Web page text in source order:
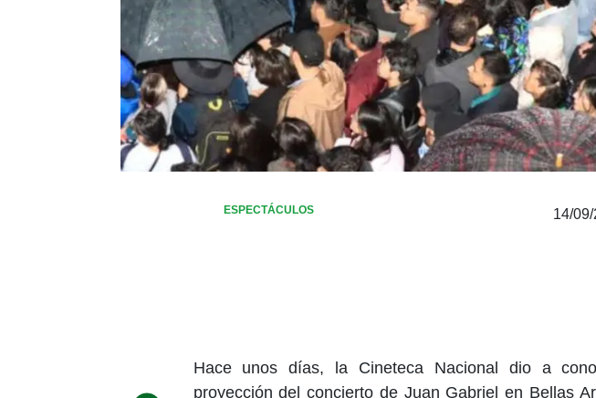
ESPECTÁCULOS 14/
Hace unos días, la Cineteca Nacional dio a
proyección del concierto de Juan Gabriel en Bellas